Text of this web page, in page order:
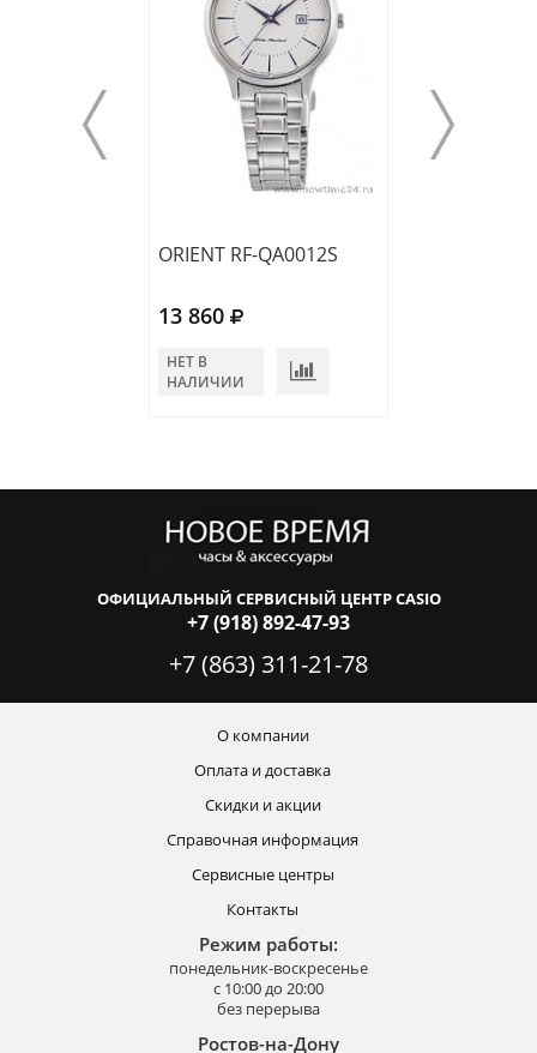
ORIENT RF-QA0012S
13 860
НЕТ В
НАЛИЧИИ
ОФИЦИАЛЬНЫЙ СЕРВИСНЫЙ ЦЕНТР CASIO
+7 (918) 892-47-93
+7 (863) 311-21-78
О компании
Оплата и доставка
Скидки и акции
Справочная информация
Сервисные центры
Контакты
Режим работы:
понедельник-воскресенье
с 10:00 до 20:00
без перерыва
Ростов-на-Дону